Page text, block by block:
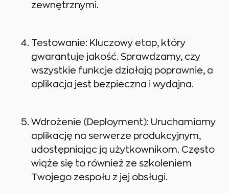
zewnętrznymi.
Testowanie: Kluczowy etap, który
gwarantuje jakość. Sprawdzamy, czy
wszystkie funkcje działają poprawnie, a
aplikacja jest bezpieczna i wydajna.
Wdrożenie (Deployment): Uruchamiamy
aplikację na serwerze produkcyjnym,
udostępniając ją użytkownikom. Często
wiąże się to również ze szkoleniem
Twojego zespołu z jej obsługi.